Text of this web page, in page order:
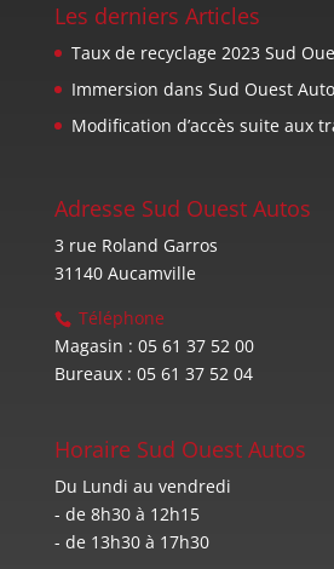
Les derniers Articles
Taux de recyclage 2023 Sud
Immersion dans Sud Ouest
Modification d’accès suite aux
Adresse Sud Ouest Autos
3 rue Roland Garros
31140 Aucamville
Téléphone
Magasin : 05 61 37 52 00
Bureaux : 05 61 37 52 04
Horaire Sud Ouest Autos
Du Lundi au vendredi
- de 8h30 à 12h15
- de 13h30 à 17h30